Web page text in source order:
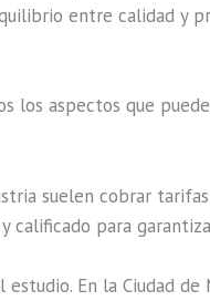
entre calidad y
los aspectos que
suelen cobrar
calificado para
En la Ciudad de